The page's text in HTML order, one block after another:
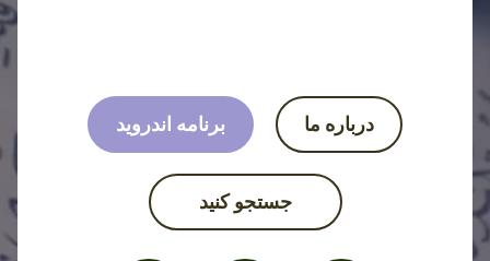
برنامه اندروید درباره ما
جستجو کنید